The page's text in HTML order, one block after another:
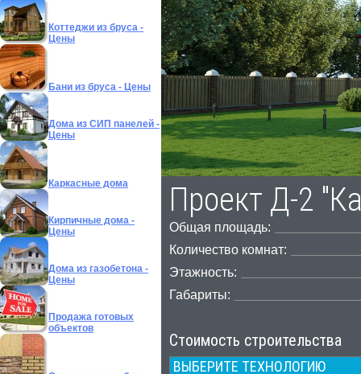
Коттеджи из бруса -
Цены
Бани из бруса - Цены
Дома из СИП панелей -
Цены
Каркасные дома
Кирпичные дома -
Цены
Дома из газобетона -
Цены
Продажа готовых
объектов
Проект Д-2
Общая площадь:
Количество комнат:
Этажность:
Габариты:
Стоимость строительства